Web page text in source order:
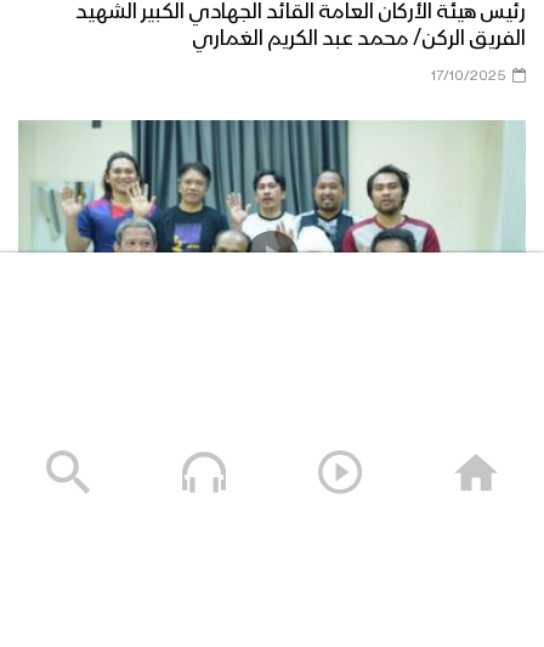
رئيس هيئة الأركان العامة القائد الجهادي الكبير الشهيد
الفريق الركن/ محمد عبد الكريم الغماري
17/10/2025
التي اغرقتها القوات المسلحة اليمنية